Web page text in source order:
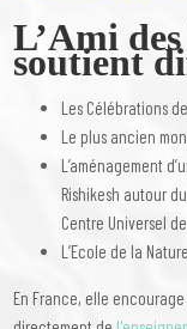
L’Ami
soutient
Les Célébrations
Le plus ancien
L’aménagement
Rishikesh autour du
Centre Universel
L’Ecole de la
En France, elle